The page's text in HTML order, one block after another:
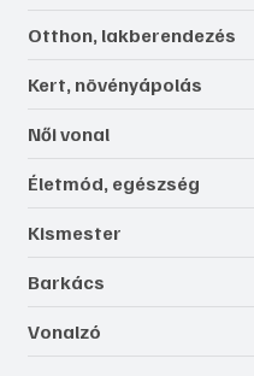
Otthon, lakberendezés
Kert, növényápolás
Női vonal
Életmód, egészség
Kismester
Barkács
Vonalzó